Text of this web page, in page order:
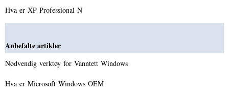
Hva er XP Professional N
Anbefalte artikler
Nødvendig verktøy for Vanntett Windows
Hva er Microsoft Windows OEM